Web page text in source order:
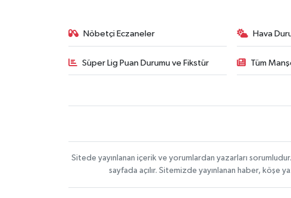
Nöbetçi Eczaneler Hava
Süper Lig Puan Durumu ve Fikstür Tüm
Sitede yayınlanan içerik ve yorumlardan yazarları
sayfada açılır. Sitemizde yayınlanan haber, köşe